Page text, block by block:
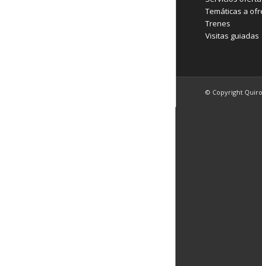
Temáticas a
Trenes
Visitas guiadas
© Copyright